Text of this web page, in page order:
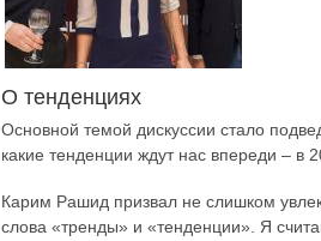
О тенденциях
Основной темой дискуссии стало
какие тенденции ждут нас впереди – в
Карим Рашид призвал не слишком
слова «тренды» и «тенденции». Я